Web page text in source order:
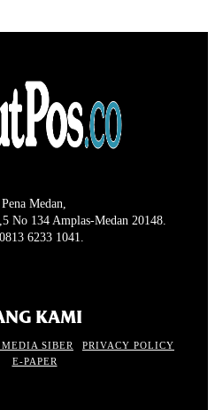
Medan,
No 134 Amplas-Medan 20148.
6233 1041.
KAMI
SIBER
PRIVACY POLICY
E-PAPER